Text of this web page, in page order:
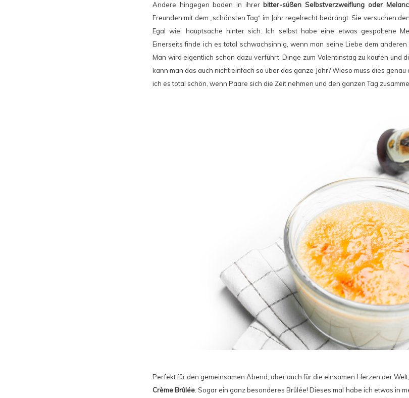
Andere hingegen baden in ihrer bitter-süßen Selbstverzweiflung oder
Freunden mit dem „schönsten Tag“ im Jahr regelrecht bedrängt. Sie versuchen
Egal wie, hauptsache hinter sich. Ich selbst habe eine etwas gespaltene
Einerseits finde ich es total schwachsinnig, wenn man seine Liebe dem
Man wird eigentlich schon dazu verführt, Dinge zum Valentinstag zu kaufen und
kann man das auch nicht einfach so über das ganze Jahr? Wieso muss dies
ich es total schön, wenn Paare sich die Zeit nehmen und den ganzen Tag
Perfekt für den gemeinsamen Abend, aber auch für die einsamen Herzen der
Crème Brûlée . Sogar ein ganz besonderes Brûlée! Dieses mal habe ich etwas in